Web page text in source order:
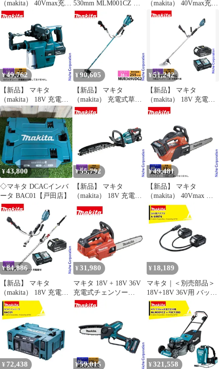
（makita） 40Vmax充電
式スプリットUハンド
ルグラウンドトリマ バ
ッテリー ・充電器付き
草刈機 刈払機 刈払い機
充電式 バッテリー式
530mm MLM001CZ 本
体のみ コネクタ専用機
（makita） 40Vmax充電
式スプリットUハンド
ル ヘッジトリマ バッテ
リー ・充電器付き 草刈
機 刈払機 刈払い機 充
電式 バッテリー式
¥49,762
【新品】 マキタ
（makita） 18V 充電式
ハンマドリル 24mm 集
じんシステム付 本体の
み HR244DZKV 電動 ハ
ンマードリル 穴あけ
¥90,605
【新品】 マキタ
（makita） 充電式草刈
機 Uハンドル
草刈り機 バッテリー 充
電器付き 18V 純正
¥ 51,242
【新品】 マキタ
（makita） 18V 充電式
草刈機 Uハンドル バッ
MUR196UDRG 草刈機
刈払機 刈払い機 充電式
バッテリー式 両手ハン
ドル
¥43,800
◇マキタ DCACインバ
ータ BAC01【戸田店】
¥55,792
【新品】 マキタ
（makita） 18V 充電式
ヘッジトリマ 400mm
両刃式 バッテリー ・充
電器付き MUH405DRG
ヘッジトリマ 充電式 バ
ッテリー式 ヘッジトリ
マー 電動 生垣
¥49,481
【新品】 マキタ
（makita） 40Vmax 充
電式チェンソー 25cm
25AP-60E 本体のみ
MUC031GZR5 チェンソ
ー バッテリー式 充電式
バッテリ・充電器別売
電動 チェーンソー 軽量
¥84,886
【新品】 マキタ
（makita） 18V 充電式
スプリットUハンドル
ヘッジトリマ バッテリ
ー ・充電器付き 草刈機
刈払機 刈払い機 充電式
バッテリー式 500mm
¥ 31,980
マキタ 18V + 18V 36V
充電式チェンソー
MUC306DZFR 赤 本体
シレス 切断機 園芸
makita
¥ 18,189
マキタ｜＜別売部品＞
18V+18V 36V用 バッテ
リアダプタ A-69076
PDC1200・PDC01対応
¥ 72,438 ¥59,015 ¥ 321,558